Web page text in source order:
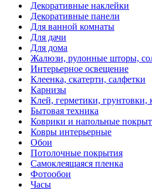
Декоративные наклейки
Декоративные панели
Для ванной комнаты
Для дачи
Для дома
Жалюзи, рулонные шторы,
Интерьерное освещение
Клеенка, скатерти, салфетки
Карнизы
Клей, герметики, грунтовки,
Бытовая техника
Коврики и напольные
Ковры интерьерные
Обои
Потолочные покрытия
Самоклеящаяся пленка
Фотообои
Часы